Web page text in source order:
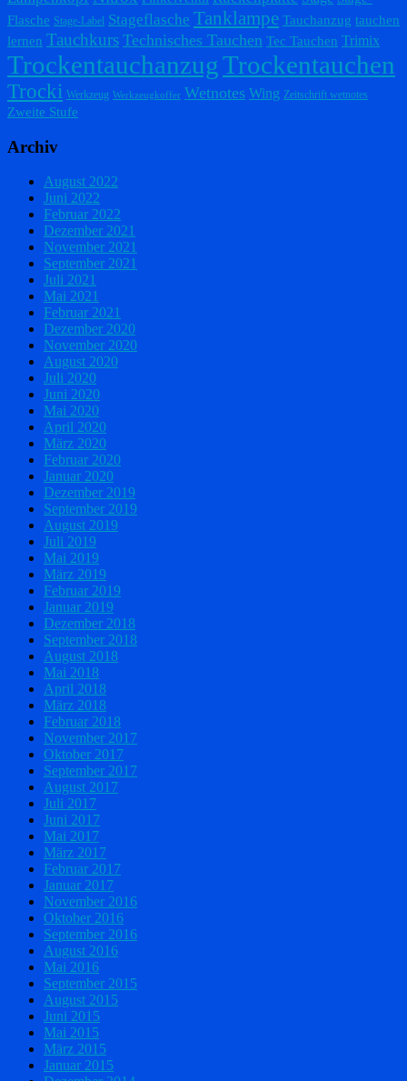
Flasche Stage-Label Stageflasche Tanklampe Tauchanzug tauchen
lernen Tauchkurs Technisches Tauchen Tec Tauchen Trimix
TrockentauchanzugTrockentauchen
Trocki Werkzeug Werkzeugkoffer Wetnotes Wing Zeitschrift wetnotes
Zweite Stufe
Archiv
August 2022
Juni 2022
Februar 2022
Dezember 2021
November 2021
September 2021
Juli 2021
Mai 2021
Februar 2021
Dezember 2020
November 2020
August 2020
Juli 2020
Juni 2020
Mai 2020
April 2020
März 2020
Februar 2020
Januar 2020
Dezember 2019
September 2019
August 2019
Juli 2019
Mai 2019
März 2019
Februar 2019
Januar 2019
Dezember 2018
September 2018
August 2018
Mai 2018
April 2018
März 2018
Februar 2018
November 2017
Oktober 2017
September 2017
August 2017
Juli 2017
Juni 2017
Mai 2017
März 2017
Februar 2017
Januar 2017
November 2016
Oktober 2016
September 2016
August 2016
Mai 2016
September 2015
August 2015
Juni 2015
Mai 2015
März 2015
Januar 2015